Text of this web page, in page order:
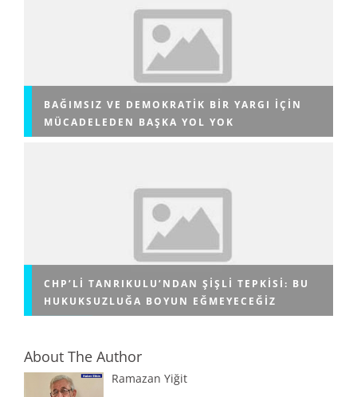
BAĞIMSIZ VE DEMOKRATIK BIR YARGI IÇIN
MÜCADELEDEN BAŞKA YOL YOK
CHP’LI TANRIKULU’NDAN ŞIŞLI TEPKISI: BU
HUKUKSUZLUĞA BOYUN EĞMEYECEĞIZ
About The Author
Ramazan Yiğit